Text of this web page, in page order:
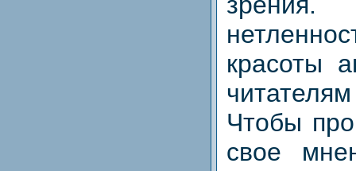
красоты
Чтобы
свое